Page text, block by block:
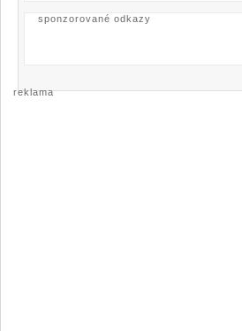
sponzorované odkazy
reklama